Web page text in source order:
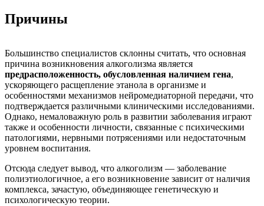
Причины
Большинство специалистов склонны считать, что основная
причина возникновения алкоголизма является
предрасположенность, обусловленная наличием гена,
ускоряющего расщепление этанола в организме и
особенностями механизмов нейромедиаторной передачи, что
подтверждается различными клиническими исследованиями.
Однако, немаловажную роль в развитии заболевания играют
также и особенности личности, связанные с психическими
патологиями, нервными потрясениями или недостаточным
уровнем воспитания.
Отсюда следует вывод, что алкоголизм — заболевание
полиэтиологичное, а его возникновение зависит от наличия
комплекса, зачастую, объединяющее генетическую и
психологическую теории.